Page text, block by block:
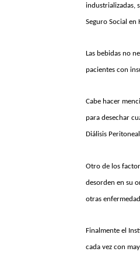
industrializadas,
Seguro Social en
Las bebidas no
pacientes con
Cabe hacer
para desechar
Diálisis
Otro de los
desorden en su
otras
Finalmente el
cada vez con